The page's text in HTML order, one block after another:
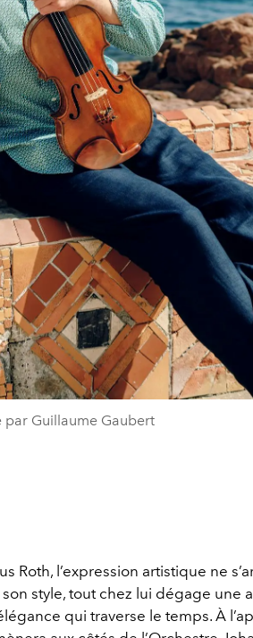
par Guillaume Gaubert
Roth, l’expression artistique ne
style, tout chez lui dégage une
qui traverse le temps. À